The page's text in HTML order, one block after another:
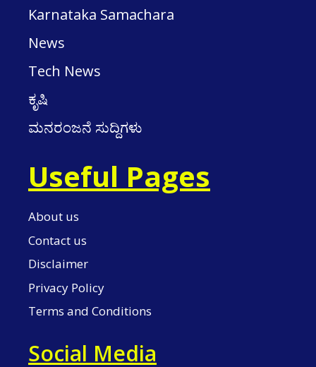
Karnataka Samachara
News
Tech News
ಕೃಷಿ
ಮನರಂಜನೆ ಸುದ್ದಿಗಳು
Useful Pages
About us
Contact us
Disclaimer
Privacy Policy
Terms and Conditions
Social Media